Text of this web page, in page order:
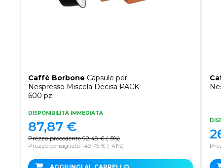
Caffè Borbone Capsule per
Nespresso Miscela Decisa PACK
600 pz
DISPONIBILITÀ IMMEDIATA
Prezzo precedente 92,49 € (-5%)
Prezzo consigliato 149,75 € (-41%)
87,87 €